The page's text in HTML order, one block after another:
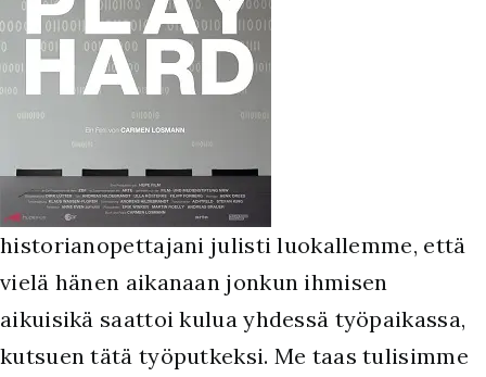
historianopettajani julisti luokallemme, että
vielä hänen aikanaan jonkun ihmisen
aikuisikä saattoi kulua yhdessä työpaikassa,
kutsuen tätä työputkeksi. Me taas tulisimme